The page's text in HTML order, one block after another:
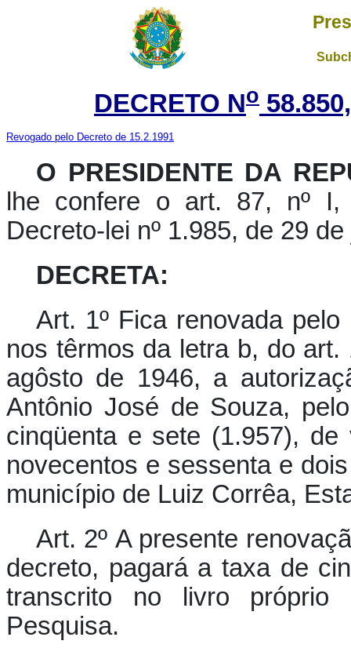
DECRETO No
Revogado pelo Decreto de 15.2.1991
O PRESIDENTE DA
lhe confere o art. 87, nº
Decreto-lei nº 1.985, de 29
DECRETA:
Art. 1º Fica renovada
nos têrmos da letra b, do art.
agôsto de 1946, a
Antônio José de Souza,
cinqüenta e sete (1.957),
novecentos e sessenta e
município de Luiz Corrêa,
Art. 2º A presente
decreto, pagará a taxa de
transcrito no livro próprio
Pesquisa.